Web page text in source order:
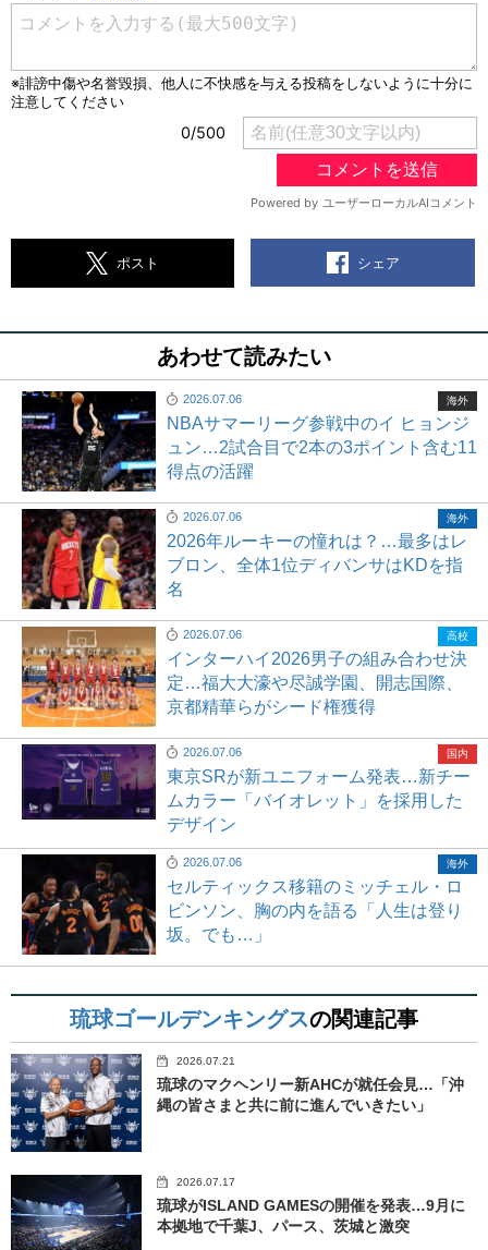
ポスト シェア
あわせて読みたい
2026.07.06
NBAサマーリーグ参戦中のイ ヒョンジ
ュン…2試合目で2本の3ポイント含む11
得点の活躍
海外
2026.07.06
2026年ルーキーの憧れは？…最多はレ
ブロン、全体1位ディバンサはKDを指
名
海外
2026.07.06
インターハイ2026男子の組み合わせ決
定…福大大濠や尽誠学園、開志国際、
京都精華らがシード権獲得
高校
2026.07.06
東京SRが新ユニフォーム発表…新チー
ムカラー「バイオレット」を採用した
デザイン
国内
2026.07.06
セルティックス移籍のミッチェル・ロ
ビンソン、胸の内を語る「人生は登り
坂。でも…」
海外
琉球ゴールデンキングスの関連記事
2026.07.21
琉球のマクヘンリー新AHCが就任会見…「沖
縄の皆さまと共に前に進んでいきたい」
2026.07.17
琉球がISLAND GAMESの開催を発表…9月に
本拠地で千葉J、パース、茨城と激突